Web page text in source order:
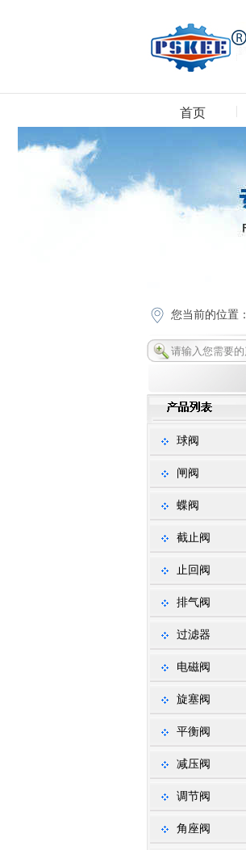
首页
您当前的位置：
球阀
闸阀
蝶阀
截止阀
止回阀
排气阀
过滤器
电磁阀
旋塞阀
平衡阀
减压阀
调节阀
角座阀